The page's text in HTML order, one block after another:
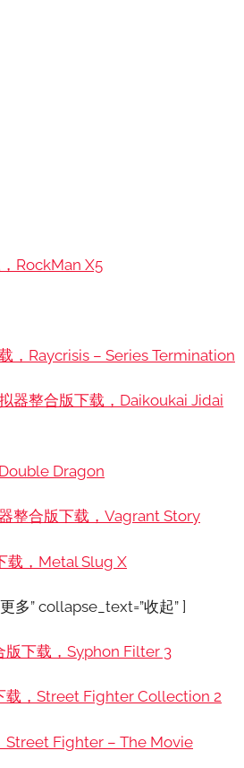
RockMan X5
，Raycrisis – Series Termination
器整合版下载，Daikoukai Jidai
Dragon
整合版下载，Vagrant Story
载，Metal Slug X
多” collapse_text=”收起” ]
版下载，Syphon Filter 3
载，Street Fighter Collection 2
Street Fighter – The Movie